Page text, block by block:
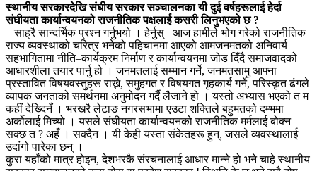
स्थानीय सरकारदेखि संघीय सरकार सञ्चालनका यी दुई वर्षहरूलाई हेर्दा
संघीयता कार्यान्वयनको राजनीतिक पक्षलाई कसरी लिनुभएको छ ?
– साह्रै सान्दर्भिक प्रश्न गर्नुभयो । हेर्नुस्– आज हामीले भोग गरेको राजनीतिक
राज्य व्यवस्थाको चरित्र भनेको पहिचानमा आएको आमजनमतको अनिवार्य
सहभागितामा नीति–कार्यक्रम निर्माण र कार्यान्वयनमा जोड दिँदै समाजवादको
आधारशीला तयार पार्नु हो । जनमतलाई सम्मान गर्ने, जनमतसामु आफ्ना
प्रस्तावित विषयवस्तुहरू राख्ने, समुहगत र विषयगत गृहकार्य गर्ने, परिस्कृत ढंगले
व्यापक जनताको समर्थनमा अनुमोदन गर्दै लैजाने हो । यस्तो अभ्यास भएको त म
कहीं देख्दिनँ । भरखरै लेटाङ नगरसभामा एउटा शक्तिले बहुमतको दम्भमा
अर्कोलाई मिच्यो । यसले संघीयता कार्यान्वयनको राजनीतिक मर्मलाई बोक्न
सक्छ त ? अहँ । सक्दैन । यी केही यस्ता संकेतहरू हुन्, जसले व्यवस्थालाई
उदांगो पारेका छन् ।
कुरा यहाँको मात्र होइन, देशभरकै संरचनालाई आधार मान्ने हो भने चाहे स्थानीय